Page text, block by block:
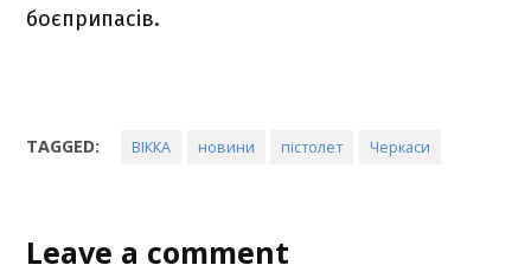
боєприпасів.
TAGGED: ВІККА новини пістолет Черкаси
Leave a comment